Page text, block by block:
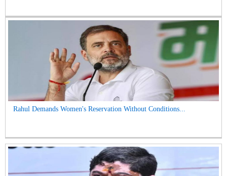
Rahul Demands Women's Reservation Without Conditions...